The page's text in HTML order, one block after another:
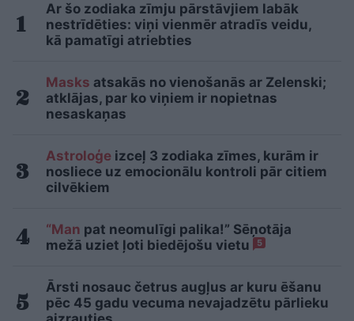
Ar šo zodiaka zīmju pārstāvjiem labāk
nestrīdēties: viņi vienmēr atradīs veidu,
kā pamatīgi atriebties
Masks atsakās no vienošanās ar Zelenski;
atklājas, par ko viņiem ir nopietnas
nesaskaņas
Astroloģe izceļ 3 zodiaka zīmes, kurām ir
nosliece uz emocionālu kontroli pār citiem
cilvēkiem
“Man pat neomulīgi palika!” Sēņotāja
mežā uziet ļoti biedējošu vietu
5
Ārsti nosauc četrus augļus ar kuru ēšanu
pēc 45 gadu vecuma nevajadzētu pārlieku